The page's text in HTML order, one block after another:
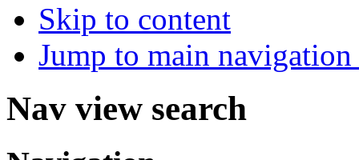
Skip to content
Jump to main
Nav view search